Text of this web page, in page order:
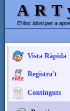
El lloc idoni per a
Vista Ràpida
Registra't
Continguts